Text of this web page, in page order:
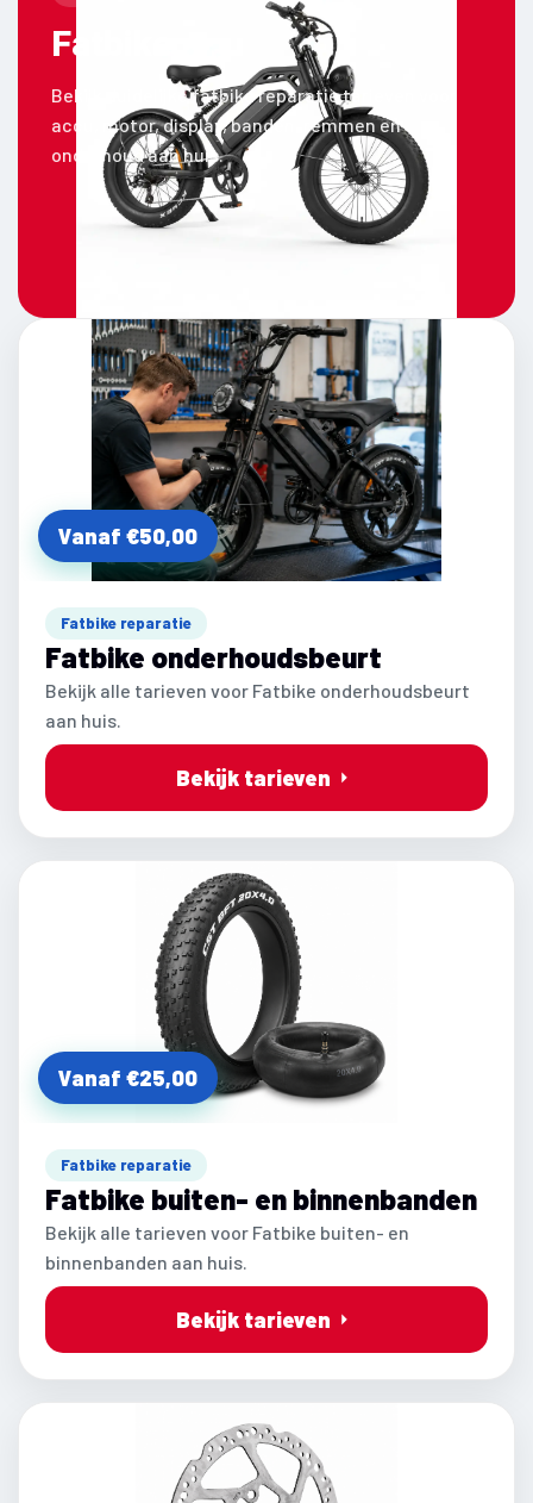
Fatbike
Bekijk duidelijke fatbike reparatie tarieven voor
accu, motor, display, banden, remmen en
onderhoud aan huis.
Vanaf €50,00
Fatbike reparatie
Fatbike onderhoudsbeurt
Bekijk alle tarieven voor Fatbike onderhoudsbeurt
aan huis.
Bekijk tarieven
Vanaf €25,00
Fatbike reparatie
Fatbike buiten- en binnenbanden
Bekijk alle tarieven voor Fatbike buiten- en
binnenbanden aan huis.
Bekijk tarieven